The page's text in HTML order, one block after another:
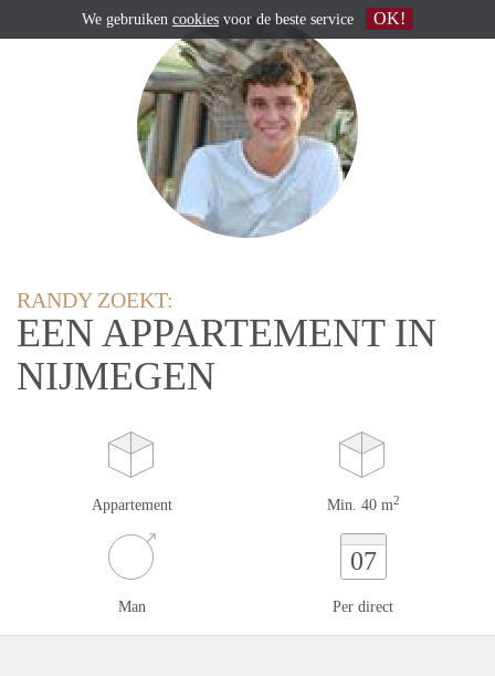
RANDY ZOEKT:
EEN APPARTEMENT IN
NIJMEGEN
Appartement Min. 40 m2
Man
07
Per direct
We gebruiken cookies voor de beste service OK!